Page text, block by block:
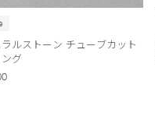
ルストーン チューブカット
グ